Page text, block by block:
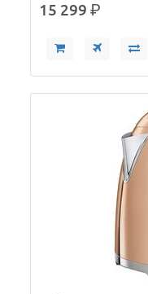
15 299р.